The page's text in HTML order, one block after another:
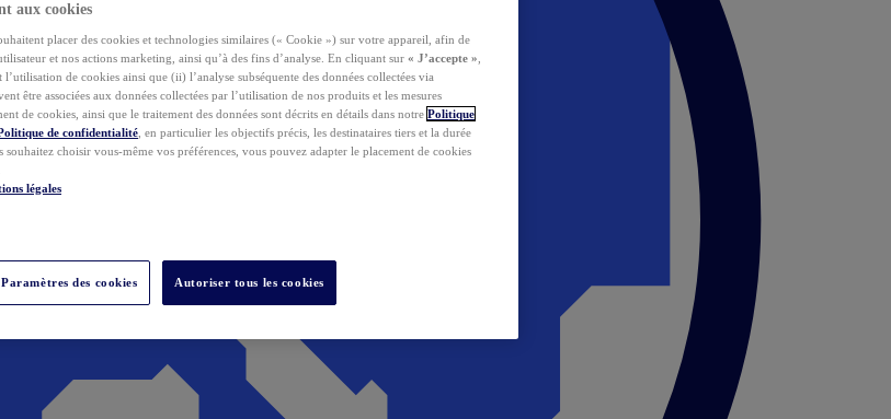
aux cookies
placer des cookies et technologies similaires (« Cookie ») sur votre appareil, afin de
et nos actions marketing, ainsi qu’à des fins d’analyse. En cliquant sur « J’accepte »
de cookies ainsi que (ii) l’analyse subséquente des données collectées via
être associées aux données collectées par l’utilisation de nos produits et les mesures
de cookies, ainsi que le traitement des données sont décrits en détails dans notre Politique
de confidentialité , en particulier les objectifs précis, les destinataires tiers et la durée
souhaitez choisir vous-même vos préférences, vous pouvez adapter le placement de cookies
légales
Paramètres des cookies Autoriser tous les cookies